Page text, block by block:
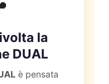
la
DUAL
è pensata